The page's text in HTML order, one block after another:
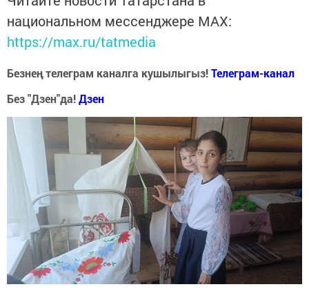
национальном мессенджере MАХ:
https://max.ru/tatmedia
Безнең телеграм каналга кушылыгыз!Телеграм-канал
Без "Дзен"да!Дзен